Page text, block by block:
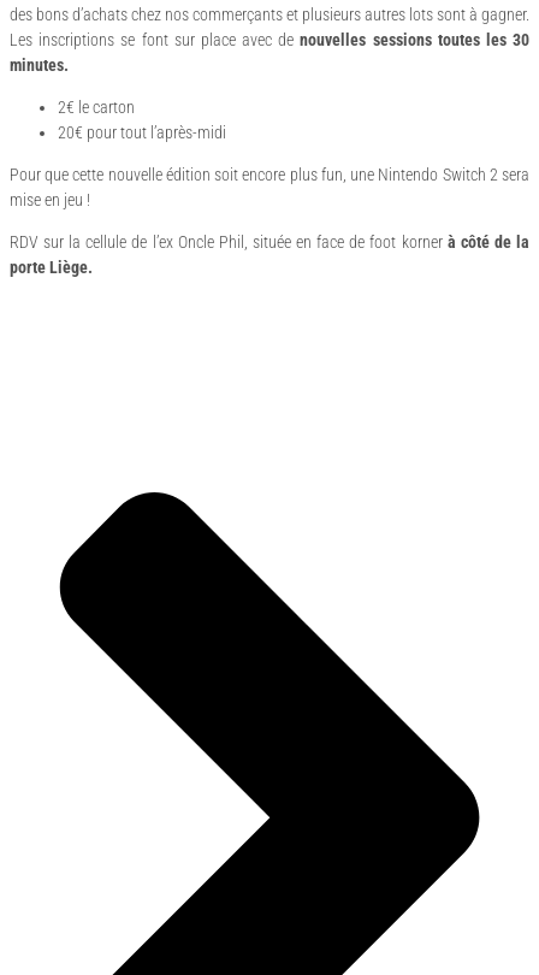
des bons d’achats chez nos commerçants et plusieurs autres lots sont à gagner.
Les inscriptions se font sur place avec denouvelles sessions toutes les 30
minutes.
2€ le carton
20€ pour tout l’après-midi
Pour que cette nouvelle édition soit encore plus fun, une Nintendo Switch 2 sera
mise en jeu !
RDV sur la cellule de l’ex Oncle Phil, située en face de foot korner à côté de la
porte Liège.